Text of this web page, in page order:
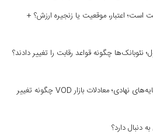
است؛ اعتبار، موقعیت یا زنجیره ارزش؟ +
نئوبانک‌ها چگونه قواعد رقابت را تغییر دادند؟
از نبرد بر سر محتوا تا ورود سرمایه‌های نهادی؛ معادلات بازار VOD چگونه تغییر